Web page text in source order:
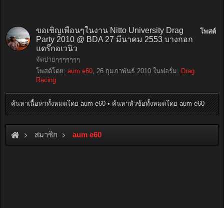
โพสต์
ขอเชิญเพื่อนๆในงาน Nitto University Drag
Party 2010 @ BDA 27 มีนาคม 2553 บางกอก
แดร๊กอเวนิว
จัดปายๆๆๆๆๆๆๆ
โพสต์โดย: aum e60, 26 กุมภาพันธ์ 2010 ในฟอรั่ม: Drag
Racing
ค้นหาเนื้อหาทั้งหมดโดย aum e60 ค้นหาหัวข้อทั้งหมดโดย aum e60
สมาชิก aum e60